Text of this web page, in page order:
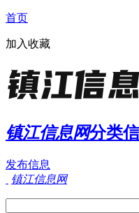
首页
加入收藏
镇江信息网分类
发布信息
镇江信息网